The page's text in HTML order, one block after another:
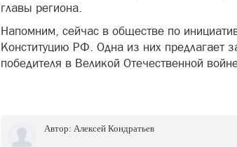
главы региона.
Напомним, сейчас в обществе по
Конституцию РФ. Одна из них предлагает
победителя в Великой Отечественной
Автор: Алексей Кондратьев